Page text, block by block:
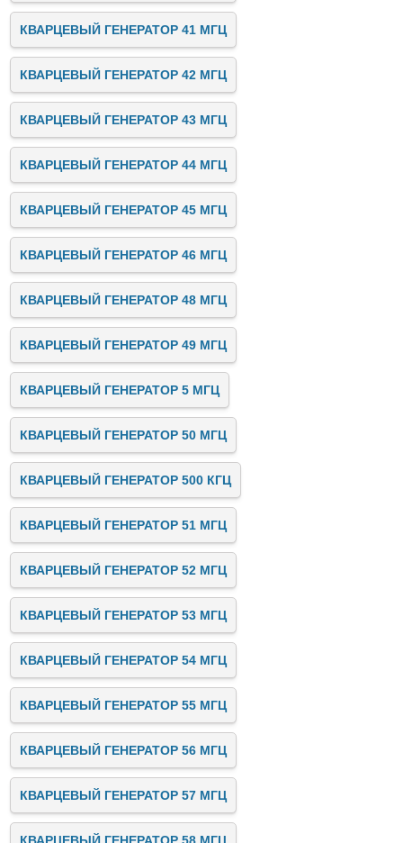
КВАРЦЕВЫЙ ГЕНЕРАТОР 41 МГЦ
КВАРЦЕВЫЙ ГЕНЕРАТОР 42 МГЦ
КВАРЦЕВЫЙ ГЕНЕРАТОР 43 МГЦ
КВАРЦЕВЫЙ ГЕНЕРАТОР 44 МГЦ
КВАРЦЕВЫЙ ГЕНЕРАТОР 45 МГЦ
КВАРЦЕВЫЙ ГЕНЕРАТОР 46 МГЦ
КВАРЦЕВЫЙ ГЕНЕРАТОР 48 МГЦ
КВАРЦЕВЫЙ ГЕНЕРАТОР 49 МГЦ
КВАРЦЕВЫЙ ГЕНЕРАТОР 5 МГЦ
КВАРЦЕВЫЙ ГЕНЕРАТОР 50 МГЦ
КВАРЦЕВЫЙ ГЕНЕРАТОР 500 КГЦ
КВАРЦЕВЫЙ ГЕНЕРАТОР 51 МГЦ
КВАРЦЕВЫЙ ГЕНЕРАТОР 52 МГЦ
КВАРЦЕВЫЙ ГЕНЕРАТОР 53 МГЦ
КВАРЦЕВЫЙ ГЕНЕРАТОР 54 МГЦ
КВАРЦЕВЫЙ ГЕНЕРАТОР 55 МГЦ
КВАРЦЕВЫЙ ГЕНЕРАТОР 56 МГЦ
КВАРЦЕВЫЙ ГЕНЕРАТОР 57 МГЦ